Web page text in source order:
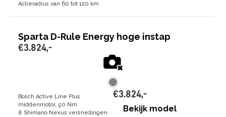
Actieradius van 60 tot 120 km
Sparta D-Rule Energy hoge instap
€3.824,-
Bosch Active Line Plus
middenmotor, 50 Nm
8 Shimano Nexus versnellingen
€3.824,-
Bekijk model